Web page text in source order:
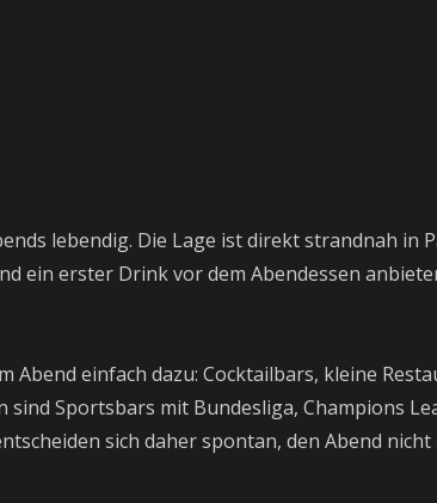
lebendig. Die Lage ist direkt strandnah in
ein erster Drink vor dem Abendessen
Abend einfach dazu: Cocktailbars, kleine
sind Sportsbars mit Bundesliga, Champions
sich daher spontan, den Abend